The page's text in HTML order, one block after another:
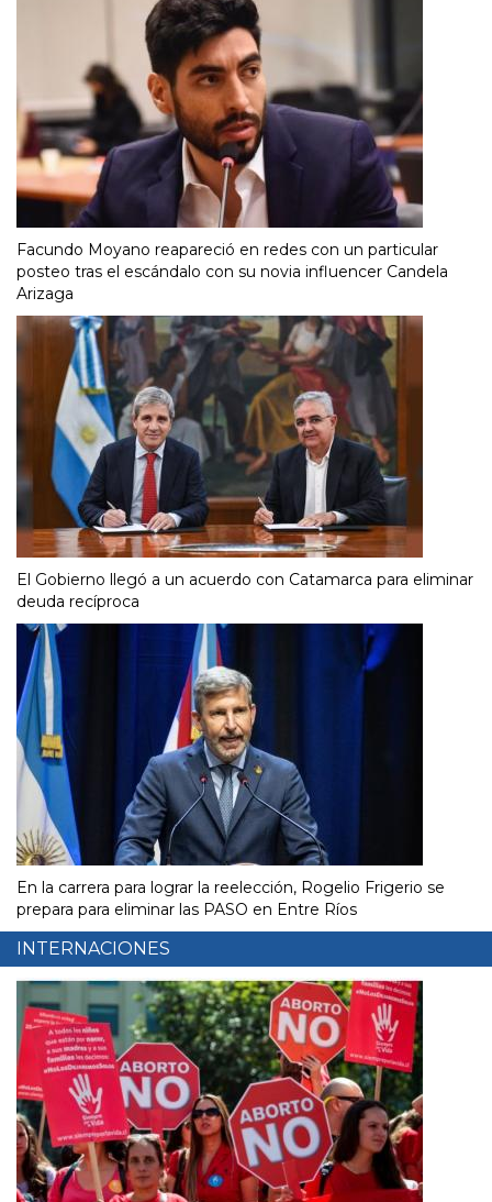
Facundo Moyano reapareció en redes con un particular
posteo tras el escándalo con su novia influencer Candela
Arizaga
El Gobierno llegó a un acuerdo con Catamarca para eliminar
deuda recíproca
En la carrera para lograr la reelección, Rogelio Frigerio se
prepara para eliminar las PASO en Entre Ríos
INTERNACIONES